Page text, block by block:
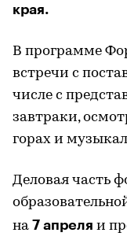
края.
В программе
встречи с
числе с
завтраки,
горах и
Деловая часть
на 7 апреля и